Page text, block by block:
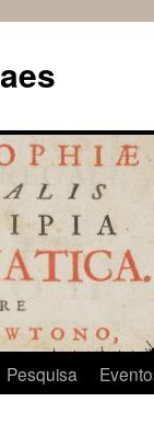
Pesquisa